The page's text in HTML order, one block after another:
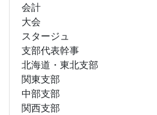
会計
大会
スタージュ
支部代表幹事
北海道・東北支部
関東支部
中部支部
関西支部